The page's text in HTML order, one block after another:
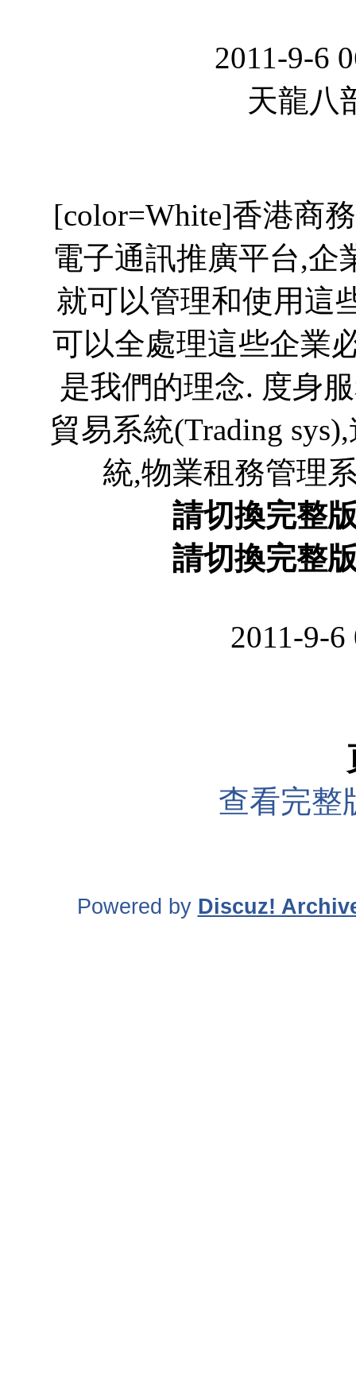
2011-9-6
天龍八
[color=White]香港商
電子通訊推廣平台,企
就可以管理和使用這
可以全處理這些企業
是我們的理念. 度身
貿易系統(Trading
統,物業租務管理
請切換完整
請切換完整
2011-9-6
查看完整
Powered by Discuz!